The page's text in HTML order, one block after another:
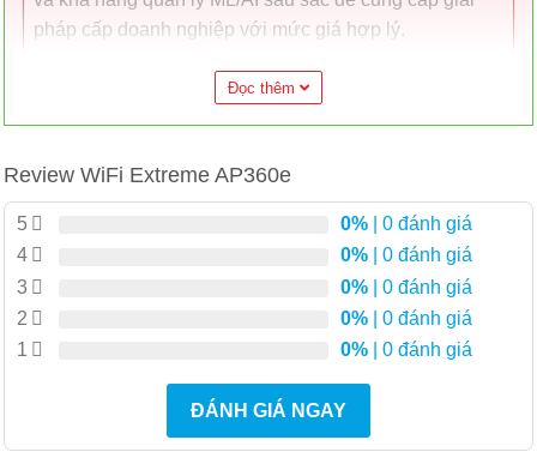
pháp cấp doanh nghiệp với mức giá hợp lý.
Công nghệ vô tuyến
5GHz 2×2:2
2,4 GHz 2×2:2
Chế độ vô tuyến – SSR
Cảm biến (2,4 GHz/5 GHz) / 5 GHz
Môi trường mật độ cao
Đọc thêm
Review WiFi Extreme AP360e
5 0% | 0 đánh giá
4
0% | 0 đánh giá
3
0% | 0 đánh giá
2
0% | 0 đánh giá
1
0% | 0 đánh giá
ĐÁNH GIÁ NGAY